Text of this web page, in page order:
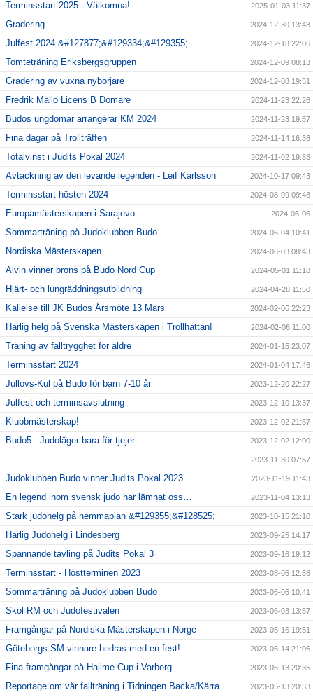
Terminsstart 2025 - Välkomna! 2025-01-03 11:37
Gradering 2024-12-30 13:43
Julfest 2024 &#127877;&#129334;&#129355; 2024-12-18 22:06
Tomteträning Eriksbergsgruppen 2024-12-09 08:13
Gradering av vuxna nybörjare 2024-12-08 19:51
Fredrik Mällo Licens B Domare 2024-11-23 22:26
Budos ungdomar arrangerar KM 2024 2024-11-23 19:57
Fina dagar på Trollträffen 2024-11-14 16:36
Totalvinst i Judits Pokal 2024 2024-11-02 19:53
Avtackning av den levande legenden - Leif Karlsson 2024-10-17 09:43
Terminsstart hösten 2024 2024-08-09 09:48
Europamästerskapen i Sarajevo 2024-06-06
Sommarträning på Judoklubben Budo 2024-06-04 10:41
Nordiska Mästerskapen 2024-06-03 08:43
Alvin vinner brons på Budo Nord Cup 2024-05-01 11:18
Hjärt- och lungräddningsutbildning 2024-04-28 11:50
Kallelse till JK Budos Årsmöte 13 Mars 2024-02-06 22:23
Härlig helg på Svenska Mästerskapen i Trollhättan! 2024-02-06 11:00
Träning av falltrygghet för äldre 2024-01-15 23:07
Terminsstart 2024 2024-01-04 17:46
Jullovs-Kul på Budo för barn 7-10 år 2023-12-20 22:27
Julfest och terminsavslutning 2023-12-10 13:37
Klubbmästerskap! 2023-12-02 21:57
Budo5 - Judoläger bara för tjejer 2023-12-02 12:00
2023-11-30 07:57
Judoklubben Budo vinner Judits Pokal 2023 2023-11-19 11:43
En legend inom svensk judo har lämnat oss… 2023-11-04 13:13
Stark judohelg på hemmaplan &#129355;&#128525; 2023-10-15 21:10
Härlig Judohelg i Lindesberg 2023-09-25 14:17
Spännande tävling på Judits Pokal 3 2023-09-16 19:12
Terminsstart - Höstterminen 2023 2023-08-05 12:58
Sommarträning på Judoklubben Budo 2023-06-05 10:41
Skol RM och Judofestivalen 2023-06-03 13:57
Framgångar på Nordiska Mästerskapen i Norge 2023-05-16 19:51
Göteborgs SM-vinnare hedras med en fest! 2023-05-14 21:06
Fina framgångar på Hajime Cup i Varberg 2023-05-13 20:35
Reportage om vår fallträning i Tidningen Backa/Kärra 2023-05-13 20:33